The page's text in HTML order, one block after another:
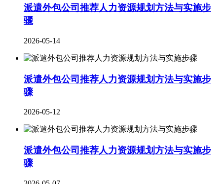
派遣外包公司推荐人力资源规划方法与实施步
骤
2026-05-14
派遣外包公司推荐人力资源规划方法与实施步
骤
2026-05-12
派遣外包公司推荐人力资源规划方法与实施步
骤